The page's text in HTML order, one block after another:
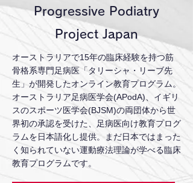
Progressive Podiatry
Project Japan
オーストラリアで15年の臨床経験を持つ筋
骨格系専門足病医「タリーシャ・リーブ先
生」が開発したオンライン教育プログラム。
オーストラリア足病医学会(APodA)、イギリ
スのスポーツ医学会(BJSM)の両団体から世
界初の承認を受けた、足病医向け教育プログ
ラムを日本語化し提供。まだ日本ではまった
く知られていない運動療法理論が学べる臨床
教育プログラムです。